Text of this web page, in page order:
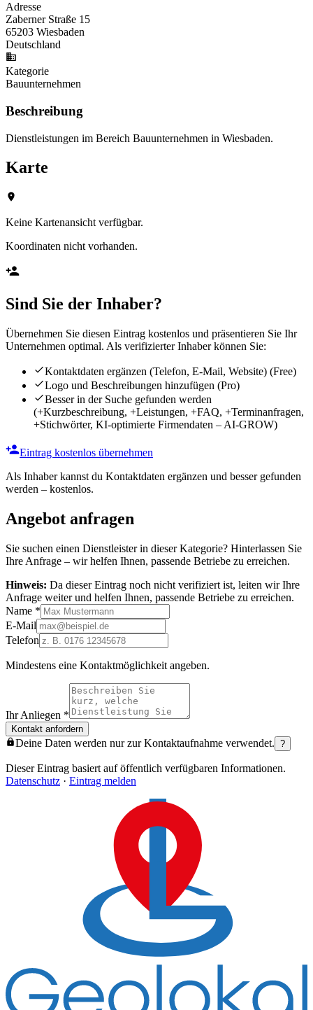
Adresse
Zaberner Straße 15
65203 Wiesbaden
Deutschland
Kategorie
Bauunternehmen
Beschreibung
Dienstleistungen im Bereich Bauunternehmen in Wiesbaden.
Karte
Keine Kartenansicht verfügbar.
Koordinaten nicht vorhanden.
Sind Sie der Inhaber?
Übernehmen Sie diesen Eintrag kostenlos und präsentieren Sie Ihr
Unternehmen optimal. Als verifizierter Inhaber können Sie:
Kontaktdaten ergänzen (Telefon, E-Mail, Website) (Free)
Logo und Beschreibungen hinzufügen (Pro)
Besser in der Suche gefunden werden
(+Kurzbeschreibung, +Leistungen, +FAQ, +Terminanfragen,
+Stichwörter, KI-optimierte Firmendaten – AI-GROW)
Eintrag kostenlos übernehmen
Als Inhaber kannst du Kontaktdaten ergänzen und besser gefunden
werden – kostenlos.
Angebot anfragen
Sie suchen einen Dienstleister in dieser Kategorie? Hinterlassen Sie
Ihre Anfrage – wir helfen Ihnen, passende Betriebe zu erreichen.
Hinweis: Da dieser Eintrag noch nicht verifiziert ist, leiten wir Ihre
Anfrage weiter und helfen Ihnen, passende Betriebe zu erreichen.
Name *
E-Mail
Telefon
Mindestens eine Kontaktmöglichkeit angeben.
Ihr Anliegen *
Kontakt anfordern
Deine Daten werden nur zur Kontaktaufnahme verwendet. ?
Dieser Eintrag basiert auf öffentlich verfügbaren Informationen.
Datenschutz · Eintrag melden